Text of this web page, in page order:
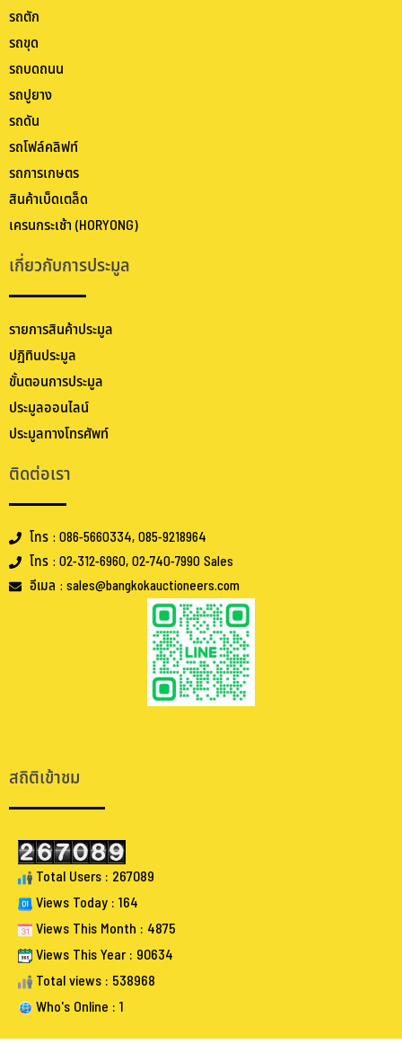
รถตัก
รถขุด
รถบดถนน
รถปูยาง
รถดัน
รถโฟล์คลิฟท์
รถการเกษตร
สินค้าเบ็ดเตล็ด
เครนกระเช้า (HORYONG)
เกี่ยวกับการประมูล
รายการสินค้าประมูล
ปฏิทินประมูล
ขั้นตอนการประมูล
ประมูลออนไลน์
ประมูลทางโทรศัพท์
ติดต่อเรา
โทร : 086-5660334, 085-9218964
โทร : 02-312-6960, 02-740-7990 Sales
อีเมล : sales@bangkokauctioneers.com
สถิติเข้าชม
Total Users : 267089
Views Today : 164
Views This Month : 4875
Views This Year : 90634
Total views : 538968
Who's Online : 1